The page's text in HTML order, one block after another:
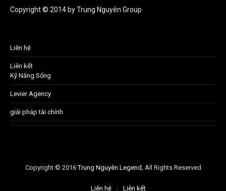
Copyright © 2014 by Trung Nguyên Group
Liên hệ
Liên kết
Kỹ Năng Sống
Levier Agency
giải pháp tài chính
Copyright © 2016Trung Nguyên Legend, All Rights Reserved
Liên hệ Liên kết